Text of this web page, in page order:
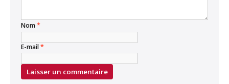
Nom*
E-mail*